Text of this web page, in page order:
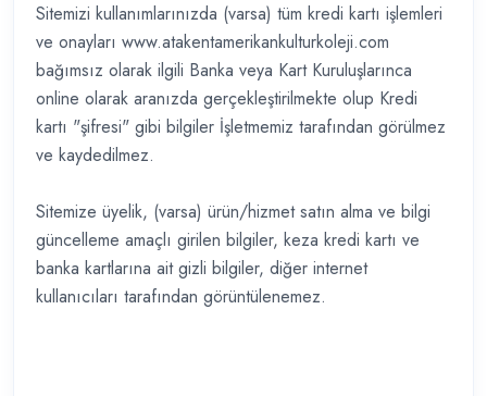
Sitemizi kullanımlarınızda (varsa) tüm kredi kartı işlemleri
ve onayları www.atakentamerikankulturkoleji.com
bağımsız olarak ilgili Banka veya Kart Kuruluşlarınca
online olarak aranızda gerçekleştirilmekte olup Kredi
kartı "şifresi" gibi bilgiler İşletmemiz tarafından görülmez
ve kaydedilmez.
Sitemize üyelik, (varsa) ürün/hizmet satın alma ve bilgi
güncelleme amaçlı girilen bilgiler, keza kredi kartı ve
banka kartlarına ait gizli bilgiler, diğer internet
kullanıcıları tarafından görüntülenemez.